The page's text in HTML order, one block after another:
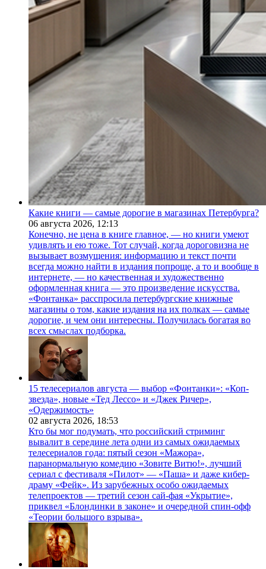
Какие книги — самые дорогие в магазинах Петербурга?
06 августа 2026, 12:13
Конечно, не цена в книге главное, — но книги умеют
удивлять и ею тоже. Тот случай, когда дороговизна не
вызывает возмущения: информацию и текст почти
всегда можно найти в издания попроще, а то и вообще в
интернете, — но качественная и художественно
оформленная книга — это произведение искусства.
«Фонтанка» расспросила петербургские книжные
магазины о том, какие издания на их полках — самые
дорогие, и чем они интересны. Получилась богатая во
всех смыслах подборка.
15 телесериалов августа — выбор «Фонтанки»: «Коп-
звезда», новые «Тед Лессо» и «Джек Ричер»,
«Одержимость»
02 августа 2026, 18:53
Кто бы мог подумать, что российский стриминг
вывалит в середине лета одни из самых ожидаемых
телесериалов года: пятый сезон «Мажора»,
паранормальную комедию «Зовите Витю!», лучший
сериал с фестиваля «Пилот» — «Паша» и даже кибер-
драму «Фейк». Из зарубежных особо ожидаемых
телепроектов — третий сезон сай-фая «Укрытие»,
приквел «Блондинки в законе» и очередной спин-офф
«Теории большого взрыва».